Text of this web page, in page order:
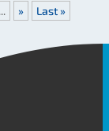
... » Last »